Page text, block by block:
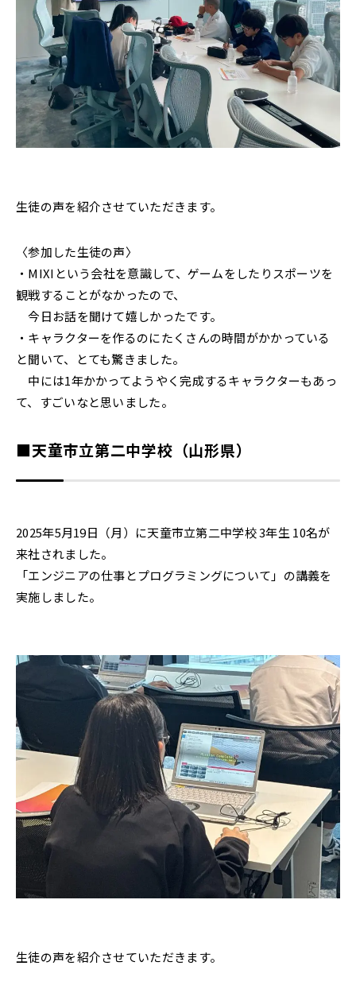
生徒の声を紹介させていただきます。
〈参加した生徒の声〉
・MIXIという会社を意識して、ゲームをしたりスポーツを
観戦することがなかったので、
今日お話を聞けて嬉しかったです。
・キャラクターを作るのにたくさんの時間がかかっている
と聞いて、とても驚きました。
中には1年かかってようやく完成するキャラクターもあっ
て、すごいなと思いました。
■天童市立第二中学校（山形県）
2025年5月19日（月）に天童市立第二中学校 3年生 10名が
来社されました。
「エンジニアの仕事とプログラミングについて」の講義を
実施しました。
生徒の声を紹介させていただきます。